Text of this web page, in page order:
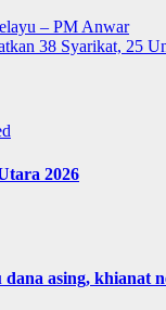
– PM Anwar
38 Syarikat, 25
2026
asing, khianat